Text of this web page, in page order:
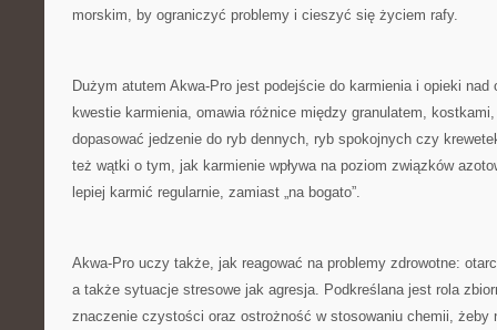
morskim, by ograniczyć problemy i cieszyć się życiem rafy.
Dużym atutem Akwa-Pro jest podejście do karmienia i opieki nad
kwestie karmienia, omawia różnice między granulatem,
dopasować jedzenie do ryb dennych, ryb spokojnych czy
też wątki o tym, jak karmienie wpływa na poziom związków
lepiej karmić regularnie, zamiast „na bogato”.
Akwa-Pro uczy także, jak reagować na problemy zdrowotne:
a także sytuacje stresowe jak agresja. Podkreślana jest rola
znaczenie czystości oraz ostrożność w stosowaniu chemii, żeby